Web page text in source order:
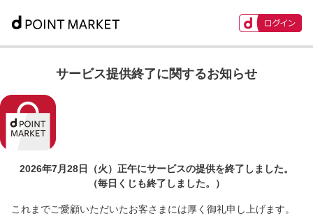
サービス提供終了に関するお知らせ
2026年7月28日（火）正午にサービスの提供を終了しました。
（毎日くじも終了しました。）
これまでご愛顧いただいたお客さまには厚く御礼申し上げます。